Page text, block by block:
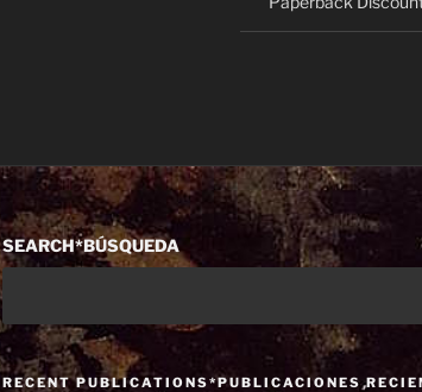
SEARCH*BÚSQUEDA
RECENT PUBLICATIONS*PUBLICACIONES